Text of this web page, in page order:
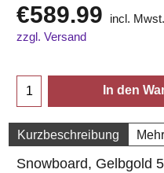
€589.99
incl. Mwst.
zzgl. Versand
In den
Kurzbeschreibung Mehr
Snowboard, Gelbgold